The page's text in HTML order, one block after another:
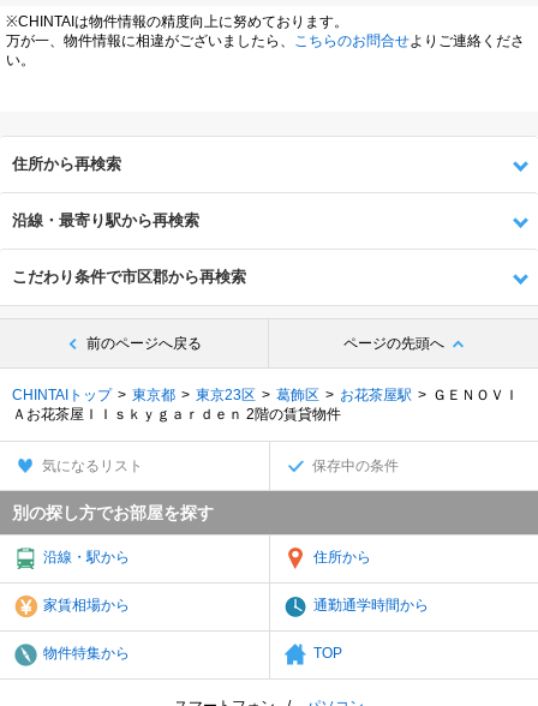
※CHINTAIは物件情報の精度向上に努めております。
万が一、物件情報に相違がございましたら、
こちらのお問合せよりご連絡くださ
い。
住所から再検索
沿線・最寄り駅から再検索
こだわり条件で市区郡から再検索
前のページへ戻る ページの先頭へ
CHINTAIトップ 東京都 東京23区 葛飾区 お花茶屋駅
ＧＥＮＯＶＩ
Ａお花茶屋ＩＩｓｋｙｇａｒｄｅｎ 2階の賃貸物件
気になるリスト 保存中の条件
別の探し方でお部屋を探す
沿線・駅から 住所から
家賃相場から 通勤通学時間から
物件特集から TOP